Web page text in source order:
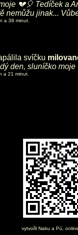
💔🎈 Tedíček a
nemůžu jinak...
a 38 minut.
svíčku
den, sluníčko moje
a 21 minut.
vytvořil Naku a Pú,